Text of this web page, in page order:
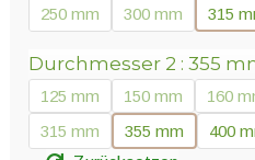
Gartengeräte
Sonstiges
250 mm
300 mm 315
Durchmesser 2 355
125 mm 150 mm 160
315 mm
355 mm
400